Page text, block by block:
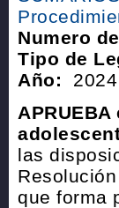
Numero
Tipo de
Año:
2024
las
que forma